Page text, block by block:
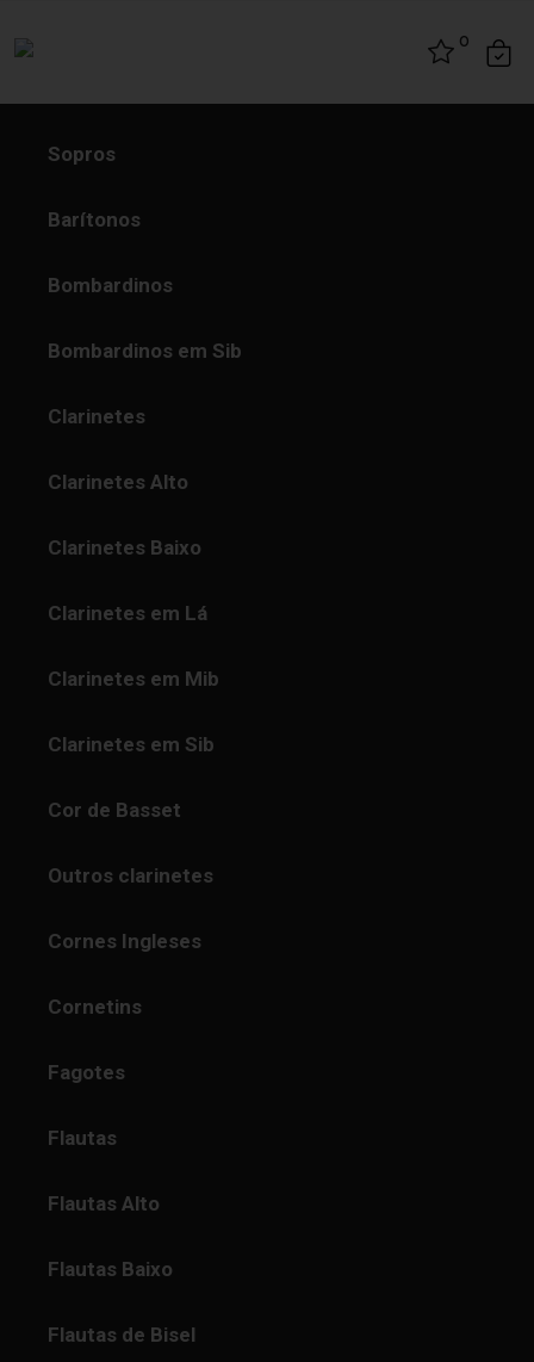
0
Sopros
Barítonos
Bombardinos
Bombardinos em Sib
Clarinetes
Clarinetes Alto
Clarinetes Baixo
Clarinetes em Lá
Clarinetes em Mib
Clarinetes em Sib
Cor de Basset
Outros clarinetes
Cornes Ingleses
Cornetins
Fagotes
Flautas
Flautas Alto
Flautas Baixo
Flautas de Bisel